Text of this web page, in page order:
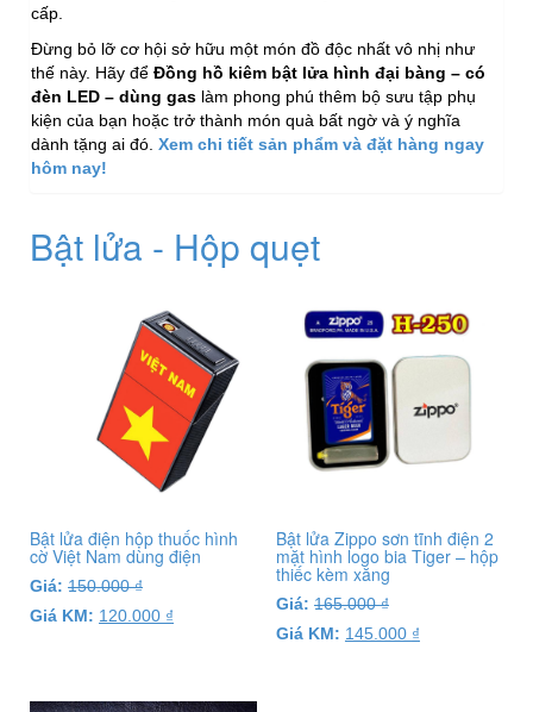
cấp.
Đừng bỏ lỡ cơ hội sở hữu một món đồ độc nhất vô nhị như
thế này. Hãy để Đồng hồ kiêm bật lửa hình đại bàng – có
đèn LED – dùng gas làm phong phú thêm bộ sưu tập phụ
kiện của bạn hoặc trở thành món quà bất ngờ và ý nghĩa
dành tặng ai đó. Xem chi tiết sản phẩm và đặt hàng ngay
hôm nay!
Bật lửa - Hộp quẹt
Bật lửa điện hộp thuốc hình
cờ Việt Nam dùng điện
Giá: 150.000₫
Giá KM: 120.000 ₫
Bật lửa Zippo sơn tĩnh điện 2
mặt hình logo bia Tiger – hộp
thiếc kèm xăng
Giá: 165.000₫
Giá KM: 145.000 ₫